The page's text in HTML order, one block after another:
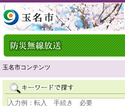
玉名市コンテンツ